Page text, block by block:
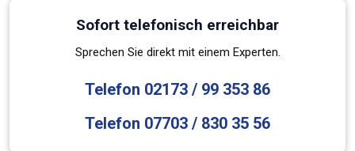
Sofort telefonisch erreichbar
Sprechen Sie direkt mit einem Experten.
Telefon 02173 / 99 353 86
Telefon 07703 / 830 35 56